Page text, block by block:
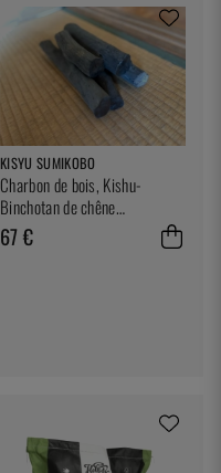
KISYU SUMIKOBO
Charbon de bois, Kishu-
Binchotan de chêne
Ubamegashi, environ 1kg -
Kisyu Sumikobo
67 €